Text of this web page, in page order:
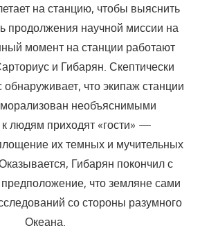
на станцию, чтобы выяснить
продолжения научной миссии на
момент на станции работают
и Гибарян. Скептически
что экипаж станции
необъяснимыми
людям приходят «гости» —
их темных и мучительных
Гибарян покончил с
что земляне сами
со стороны разумного
Океана.